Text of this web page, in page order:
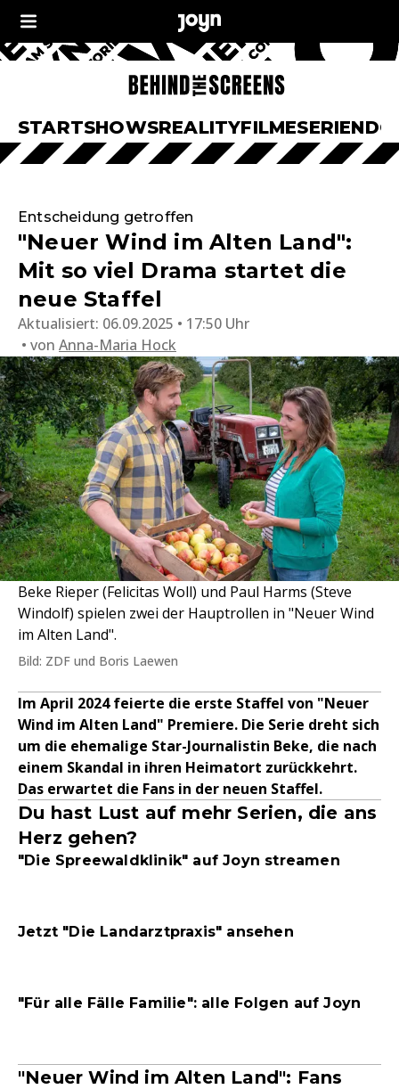
STARTSHOWSREALITYFILMESERIEN
Entscheidung getroffen
"Neuer Wind im Alten Land":
Mit so viel Drama startet die
neue Staffel
Aktualisiert: 06.09.2025 • 17:50 Uhr
von Anna-Maria Hock
Beke Rieper (Felicitas Woll) und Paul Harms (Steve
Windolf) spielen zwei der Hauptrollen in "Neuer Wind
im Alten Land".
Bild: ZDF und Boris Laewen
Im April 2024 feierte die erste Staffel von "Neuer
Wind im Alten Land" Premiere. Die Serie dreht sich
um die ehemalige Star-Journalistin Beke, die nach
einem Skandal in ihren Heimatort zurückkehrt.
Das erwartet die Fans in der neuen Staffel.
Du hast Lust auf mehr Serien, die ans
Herz gehen?
"Die Spreewaldklinik" auf Joyn streamen
Jetzt "Die Landarztpraxis" ansehen
"Für alle Fälle Familie": alle Folgen auf Joyn
"Neuer Wind im Alten Land": Fans